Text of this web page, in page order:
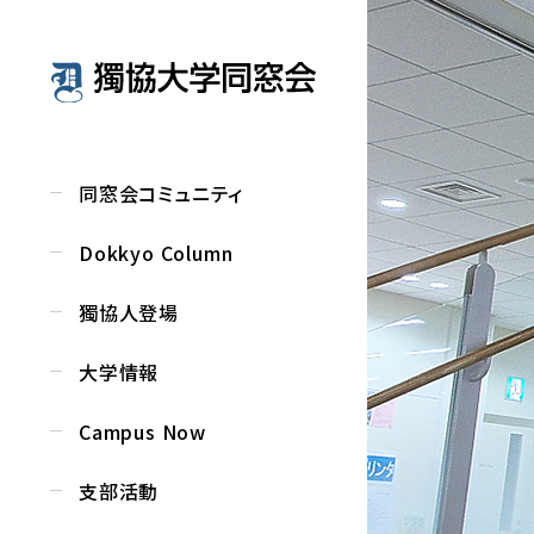
同窓会コミュニティ
Dokkyo Column
獨協人登場
大学情報
Campus Now
支部活動